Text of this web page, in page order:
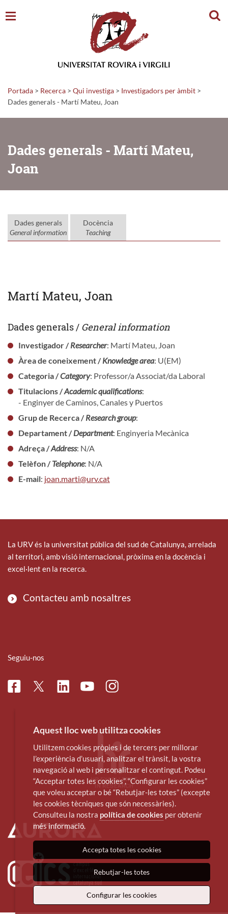
Portada > Recerca > Qui investiga > Investigadors per àmbit >
Dades generals - Martí Mateu, Joan
Dades generals - Martí Mateu,
Joan
Dades generals
General information
Docència
Teaching
Martí Mateu, Joan
Dades generals / General information
Investigador /Researcher: Martí Mateu, Joan
Àrea de coneixement /Knowledge area: U(EM)
Categoria /Category: Professor/a Associat/da Laboral
Titulacions /Academic qualifications:
- Enginyer de Caminos, Canales y Puertos
Grup de Recerca /Research group:
Departament /Department: Enginyeria Mecànica
Adreça /Address: N/A
Telèfon /Telephone: N/A
E-mail: joan.marti@urv.cat
La URV és la universitat pública del sud de Catalunya, arrelada
al territori, amb visió internacional, pròxima en la docència i
excel·lent en la recerca.
Contacteu amb nosaltres
Seguiu-nos
FacebookTwitterLinkedinYoutubeInstagram
Aquest lloc web utilitza cookies
Utilitzem cookies pròpies i de tercers per millorar
l’experiència d’usuari, analitzar el trànsit, la vostra
navegació al web i personalitzar el contingut. Podeu
“Acceptar totes les cookies”, “Configurar les cookies”
que voleu acceptar o bé “Rebutjar-les totes” (excepte
les cookies tècniques que són necessàries).
Consulteu la nostra política de cookies per obtenir
més informació.
Accepta totes les cookies
Rebutjar-les totes
Configurar les cookies